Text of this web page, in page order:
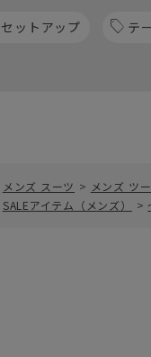
セットアップ テ
メンズ スーツ > メンズ ツ
SALEアイテム（メンズ） >